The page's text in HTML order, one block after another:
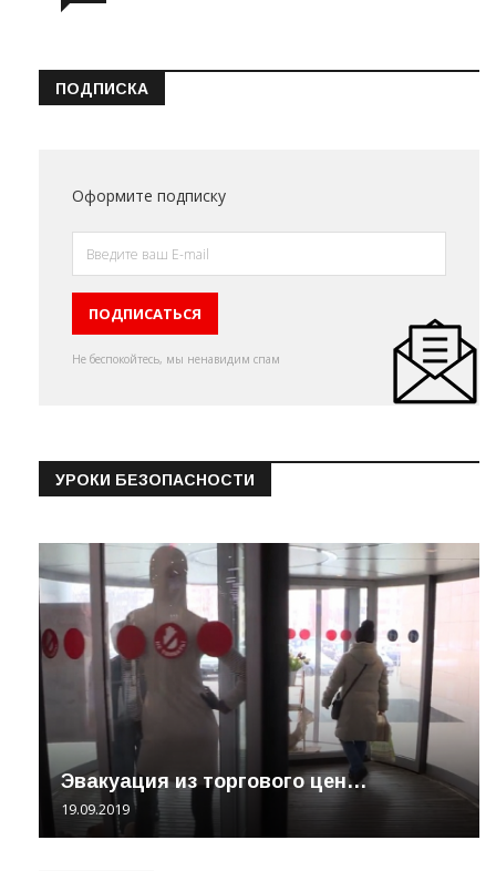
ПОДПИСКА
Оформите подписку
Не беспокойтесь, мы ненавидим спам
УРОКИ БЕЗОПАСНОСТИ
Эвакуация из торгового цен…
19.09.2019